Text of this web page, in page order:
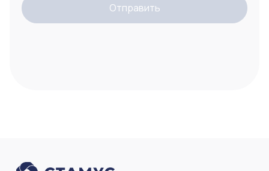
Отправить